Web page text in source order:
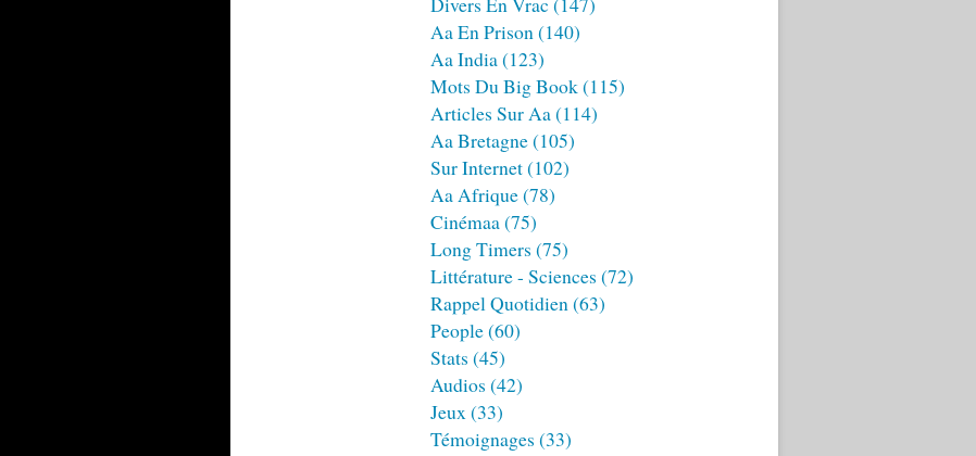
Aa En Prison(140)
Aa India(123)
Mots Du Big Book(115)
Articles Sur Aa(114)
Aa Bretagne(105)
Sur Internet(102)
Aa Afrique(78)
Cinémaa(75)
Long Timers (75)
Littérature - Sciences (72)
Rappel Quotidien(63)
People(60)
Stats (45)
Audios (42)
Jeux(33)
Témoignages (33)